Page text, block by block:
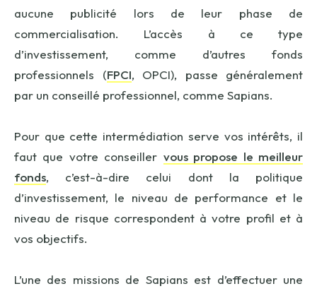
aucune publicité lors de leur phase de
commercialisation. L’accès à ce type
d’investissement, comme d’autres fonds
professionnels (FPCI, OPCI), passe généralement
par un conseillé professionnel, comme Sapians.
Pour que cette intermédiation serve vos intérêts, il
faut que votre conseiller vous propose le meilleur
fonds, c’est-à-dire celui dont la politique
d’investissement, le niveau de performance et le
niveau de risque correspondent à votre profil et à
vos objectifs.
L’une des missions de Sapians est d’effectuer une